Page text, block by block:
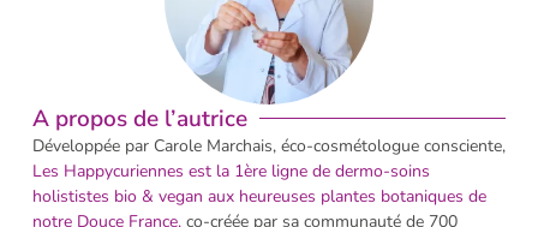
A propos de l’autrice
Développée par Carole Marchais, éco-cosmétologue consciente,
Les Happycuriennes est la 1ère ligne de dermo-soins
holististes bio & vegan aux heureuses plantes botaniques de
notre Douce France,co-créée par sa communauté de 700